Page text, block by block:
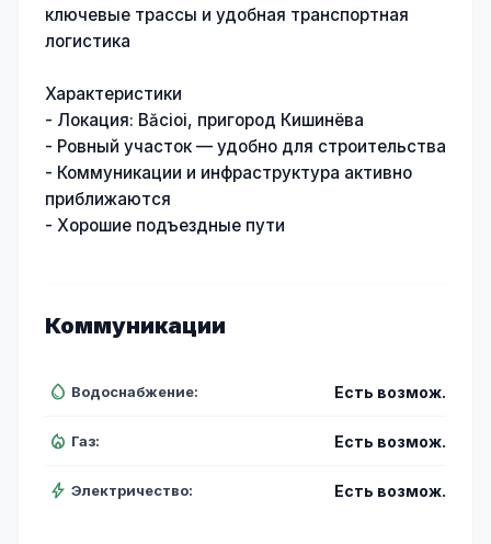
ключевые трассы и удобная транспортная
логистика
Характеристики
- Локация: Băcioi, пригород Кишинёва
- Ровный участок — удобно для строительства
- Коммуникации и инфраструктура активно
приближаются
- Хорошие подъездные пути
Коммуникации
water_drop водоснабжение: Есть возмож.
local_fire_department газ: Есть возмож.
bolt электричество: Есть возмож.